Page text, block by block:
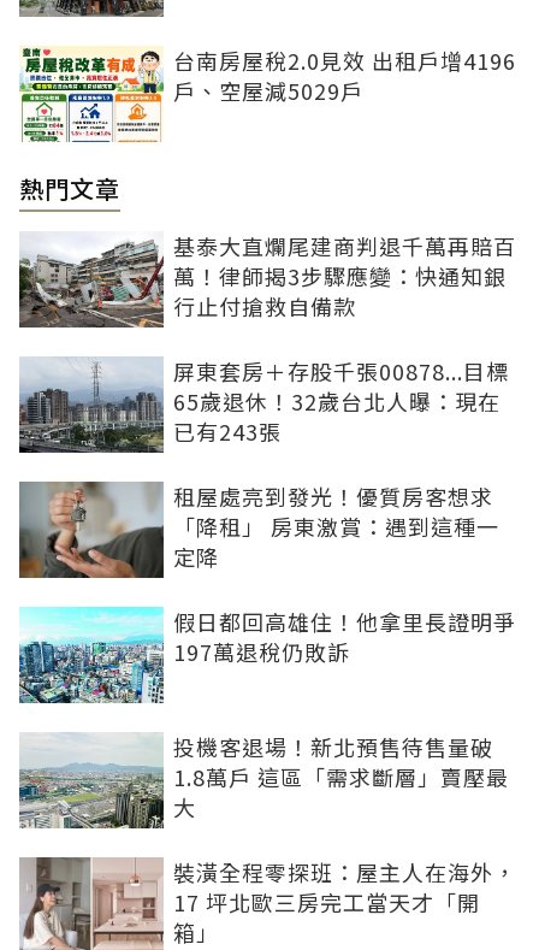
台南房屋稅2.0見效 出租戶增4196
戶、空屋減5029戶
熱門文章
基泰大直爛尾建商判退千萬再賠百
萬！律師揭3步驟應變：快通知銀
行止付搶救自備款
屏東套房＋存股千張00878...目標
65歲退休！32歲台北人曝：現在
已有243張
租屋處亮到發光！優質房客想求
「降租」 房東激賞：遇到這種一
定降
假日都回高雄住！他拿里長證明爭
197萬退稅仍敗訴
投機客退場！新北預售待售量破
1.8萬戶 這區「需求斷層」賣壓最
大
裝潢全程零探班：屋主人在海外，
17 坪北歐三房完工當天才「開
箱」